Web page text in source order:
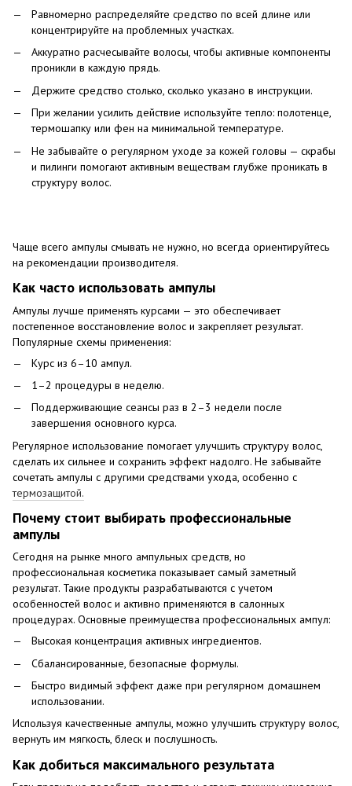
Равномерно распределяйте средство по всей длине или
концентрируйте на проблемных участках.
Аккуратно расчесывайте волосы, чтобы активные компоненты
проникли в каждую прядь.
Держите средство столько, сколько указано в инструкции.
При желании усилить действие используйте тепло: полотенце,
термошапку или фен на минимальной температуре.
Не забывайте о регулярном уходе за кожей головы — скрабы
и пилинги помогают активным веществам глубже проникать в
структуру волос.
Чаще всего ампулы смывать не нужно, но всегда ориентируйтесь
на рекомендации производителя.
Как часто использовать ампулы
Ампулы лучше применять курсами — это обеспечивает
постепенное восстановление волос и закрепляет результат.
Популярные схемы применения:
Курс из 6–10 ампул.
1–2 процедуры в неделю.
Поддерживающие сеансы раз в 2–3 недели после
завершения основного курса.
Регулярное использование помогает улучшить структуру волос,
сделать их сильнее и сохранить эффект надолго. Не забывайте
сочетать ампулы с другими средствами ухода, особенно с
термозащитой.
Почему стоит выбирать профессиональные
ампулы
Сегодня на рынке много ампульных средств, но
профессиональная косметика показывает самый заметный
результат. Такие продукты разрабатываются с учетом
особенностей волос и активно применяются в салонных
процедурах. Основные преимущества профессиональных ампул:
Высокая концентрация активных ингредиентов.
Сбалансированные, безопасные формулы.
Быстро видимый эффект даже при регулярном домашнем
использовании.
Используя качественные ампулы, можно улучшить структуру волос,
вернуть им мягкость, блеск и послушность.
Как добиться максимального результата